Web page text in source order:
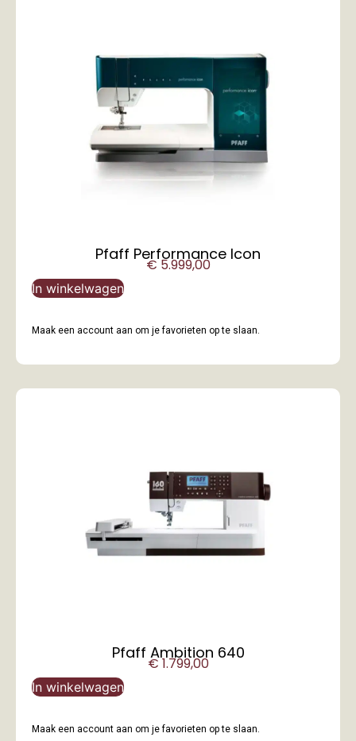
Pfaff Performance Icon
€5.999,00
In winkelwagen
Maak een account aan om je favorieten op te slaan.
Pfaff Ambition 640
€1.799,00
In winkelwagen
Maak een account aan om je favorieten op te slaan.